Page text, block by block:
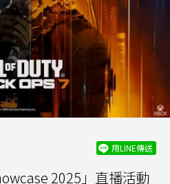
用LINE傳送
2025」直播活動